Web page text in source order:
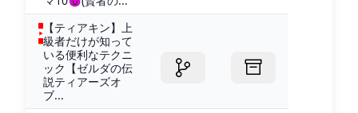
【ティアキン】上
級者だけが知って
いる便利なテクニ
ック【ゼルダの伝
説ティアーズオ
ブ...